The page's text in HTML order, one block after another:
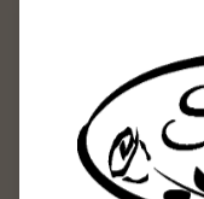
Sundin